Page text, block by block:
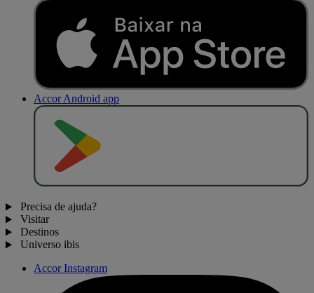
Accor Android app
Precisa de ajuda?
Visitar
Destinos
Universo ibis
Accor Instagram